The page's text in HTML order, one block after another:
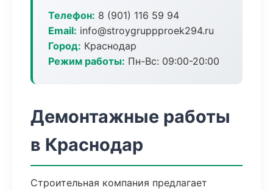
Телефон: 8 (901) 116 59 94
Email: info@stroygruppproek294.ru
Город: Краснодар
Режим работы: Пн-Вс: 09:00-20:00
Демонтажные работы
в Краснодар
Строительная компания предлагает